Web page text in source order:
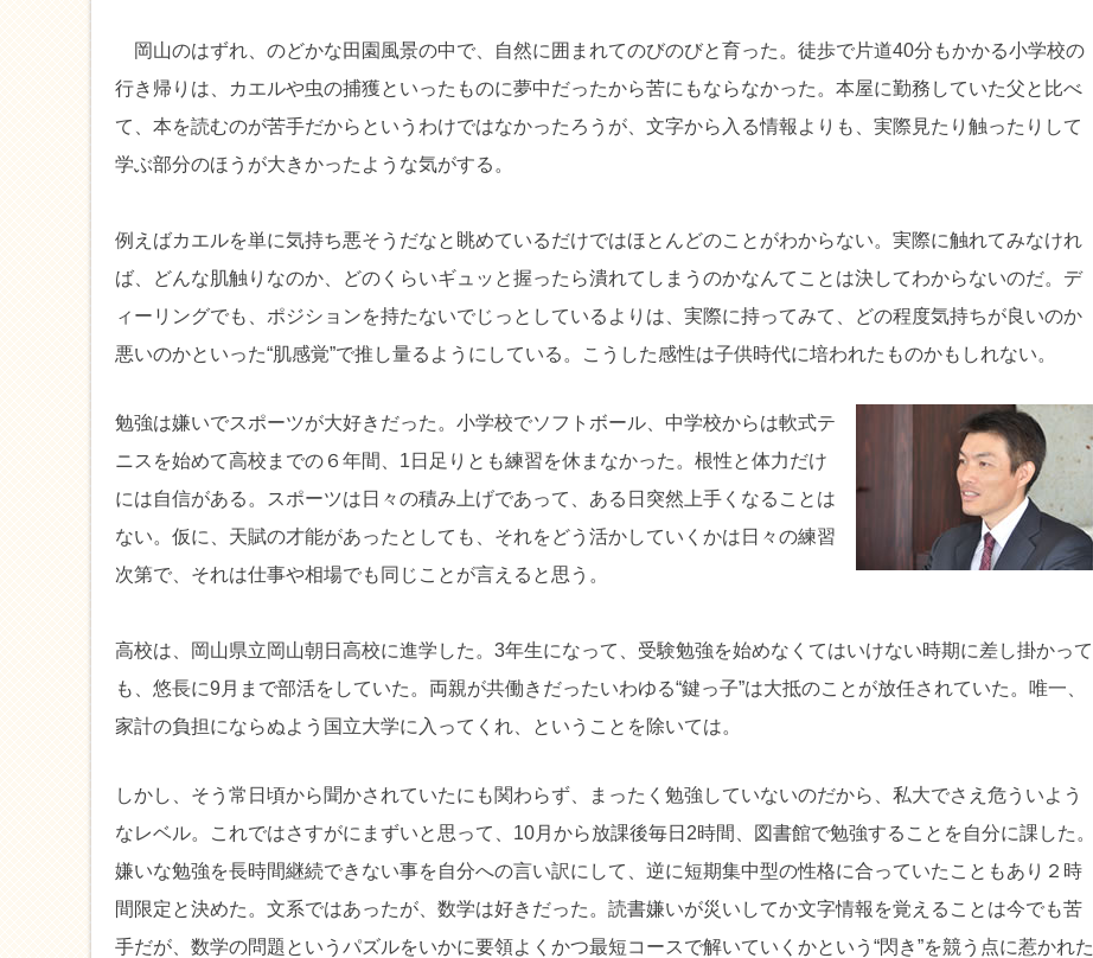
岡山のはずれ、のどかな田園風景の中で、自然に囲まれてのびのびと育った。徒歩で片道40分もかかる小学校の
行き帰りは、カエルや虫の捕獲といったものに夢中だったから苦にもならなかった。本屋に勤務していた父と比べ
て、本を読むのが苦手だからというわけではなかったろうが、文字から入る情報よりも、実際見たり触ったりして
学ぶ部分のほうが大きかったような気がする。
例えばカエルを単に気持ち悪そうだなと眺めているだけではほとんどのことがわからない。実際に触れてみなけれ
ば、どんな肌触りなのか、どのくらいギュッと握ったら潰れてしまうのかなんてことは決してわからないのだ。デ
ィーリングでも、ポジションを持たないでじっとしているよりは、実際に持ってみて、どの程度気持ちが良いのか
悪いのかといった“肌感覚”で推し量るようにしている。こうした感性は子供時代に培われたものかもしれない。
勉強は嫌いでスポーツが大好きだった。小学校でソフトボール、中学校からは軟式テ
ニスを始めて高校までの６年間、1日足りとも練習を休まなかった。根性と体力だけ
には自信がある。スポーツは日々の積み上げであって、ある日突然上手くなることは
ない。仮に、天賦の才能があったとしても、それをどう活かしていくかは日々の練習
次第で、それは仕事や相場でも同じことが言えると思う。
高校は、岡山県立岡山朝日高校に進学した。3年生になって、受験勉強を始めなくてはいけない時期に差し掛かって
も、悠長に9月まで部活をしていた。両親が共働きだったいわゆる“鍵っ子”は大抵のことが放任されていた。唯一、
家計の負担にならぬよう国立大学に入ってくれ、ということを除いては。
しかし、そう常日頃から聞かされていたにも関わらず、まったく勉強していないのだから、私大でさえ危ういよう
なレベル。これではさすがにまずいと思って、10月から放課後毎日2時間、図書館で勉強することを自分に課した。
嫌いな勉強を長時間継続できない事を自分への言い訳にして、逆に短期集中型の性格に合っていたこともあり２時
間限定と決めた。文系ではあったが、数学は好きだった。読書嫌いが災いしてか文字情報を覚えることは今でも苦
手だが、数学の問題というパズルをいかに要領よくかつ最短コースで解いていくかという“閃き”を競う点に惹かれた